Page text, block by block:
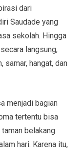
dari
Saudade yang
sekolah. Hingga
langsung,
samar, hangat, dan
menjadi bagian
tertentu bisa
belakang
hari. Karena itu,